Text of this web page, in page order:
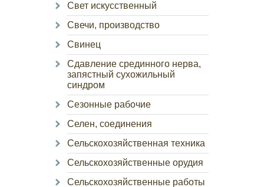
Свет искусственный
Свечи, производство
Свинец
Сдавление срединного нерва,
запястный сухожильный
синдром
Сезонные рабочие
Селен, соединения
Сельскохозяйственная техника
Сельскохозяйственные орудия
Сельскохозяйственные работы